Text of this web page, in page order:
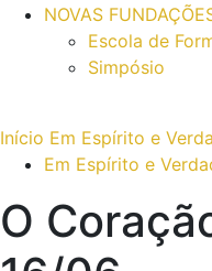
NOVAS
Escola de
Simpósio
Início Em Espírito e
Em Espírito e
O